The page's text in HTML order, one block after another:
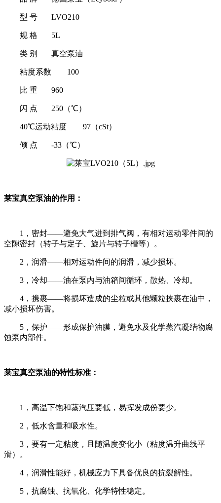
型 号 LVO210
规 格 5L
类 别 真空泵油
粘度系数 100
比 重 960
闪 点 250（℃）
40℃运动粘度 97（cSt）
倾 点 -33（℃）
莱宝真空泵油的作用：
1，密封——避免大气进到排气阀，有相对运动零件间的
空隙密封（转子与定子、旋片与转子槽等）。
2，润滑——相对运动件间的润滑，减少损坏。
3，冷却——油在泵内与油箱间循环，散热、冷却。
4，携裹——将损坏造成的尘粒或其他颗粒挟裹在油中，
减小损坏伤害。
5，保护——形成保护油膜，避免水及化学蒸汽凝结物腐
蚀泵内部件。
莱宝真空泵油的特性标准：
1，高温下饱和蒸汽压要低，易挥发成份要少。
2，低水含量和吸水性。
3，要有一定粘度，且随温度变化小（粘度温升曲线平
滑）。
4，润滑性能好，机械应力下具备优良的抗裂解性。
5，抗腐蚀、抗氧化、化学特性稳定。